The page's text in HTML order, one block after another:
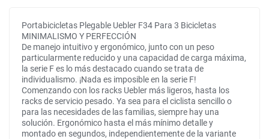
Portabicicletas Plegable Uebler F34 Para 3 Bicicletas
MINIMALISMO Y PERFECCIÓN
De manejo intuitivo y ergonómico, junto con un peso
particularmente reducido y una capacidad de carga máxima,
la serie F es lo más destacado cuando se trata de
individualismo. ¡Nada es imposible en la serie F!
Comenzando con los racks Uebler más ligeros, hasta los
racks de servicio pesado. Ya sea para el ciclista sencillo o
para las necesidades de las familias, siempre hay una
solución. Ergonómico hasta el más mínimo detalle y
montado en segundos, independientemente de la variante